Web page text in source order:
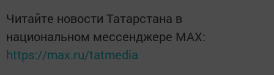
Читайте новости Татарстана в
национальном мессенджере MАХ:
https://max.ru/tatmedia